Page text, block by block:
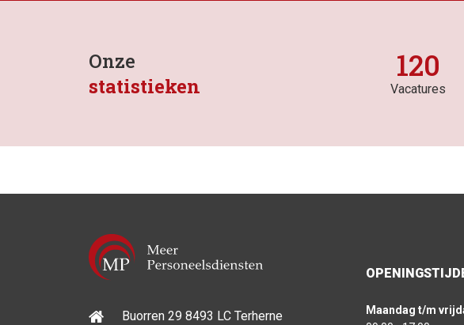
Onze
statistieken
120
Vacatures
Buorren 29 8493 LC Terherne
Maandag t/m